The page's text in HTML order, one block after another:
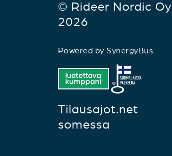
© Rideer Nordic Oy
2026
Powered by SynergyBus
Tilausajot.net
somessa